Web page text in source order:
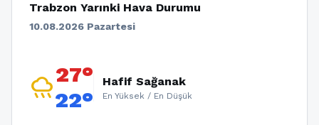
Trabzon Yarınki Hava Durumu
10.08.2026 Pazartesi
rainy27°
22°
Hafif Sağanak
En Yüksek / En Düşük